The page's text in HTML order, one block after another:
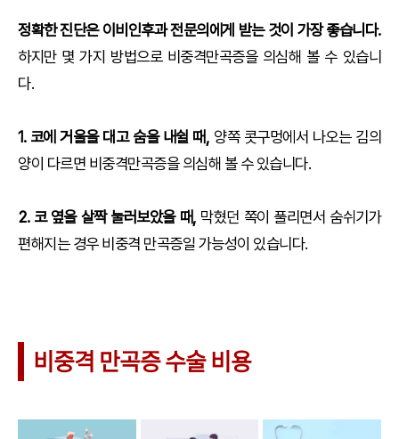
정확한 진단은 이비인후과 전문의에게 받는 것이 가장 좋습니다.
하지만 몇 가지 방법으로 비중격만곡증을 의심해 볼 수 있습니
다.
1. 코에 거울을 대고 숨을 내쉴 때, 양쪽 콧구멍에서 나오는 김의
양이 다르면 비중격만곡증을 의심해 볼 수 있습니다.
2. 코 옆을 살짝 눌러보았을 때, 막혔던 쪽이 풀리면서 숨쉬기가
편해지는 경우 비중격 만곡증일 가능성이 있습니다.
비중격 만곡증 수술 비용